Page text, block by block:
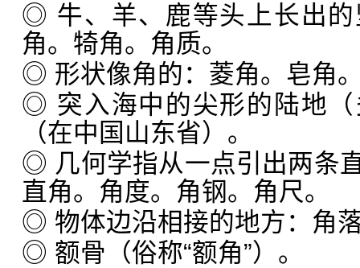
◎ 牛、羊、鹿等头上长出
角。犄角。角质。
◎ 形状像角的：菱角。皂角
◎ 突入海中的尖形的陆地
（在中国山东省）。
◎ 几何学指从一点引出两条
直角。角度。角钢。角尺。
◎ 物体边沿相接的地方：角
◎ 额骨（俗称“额角”）。